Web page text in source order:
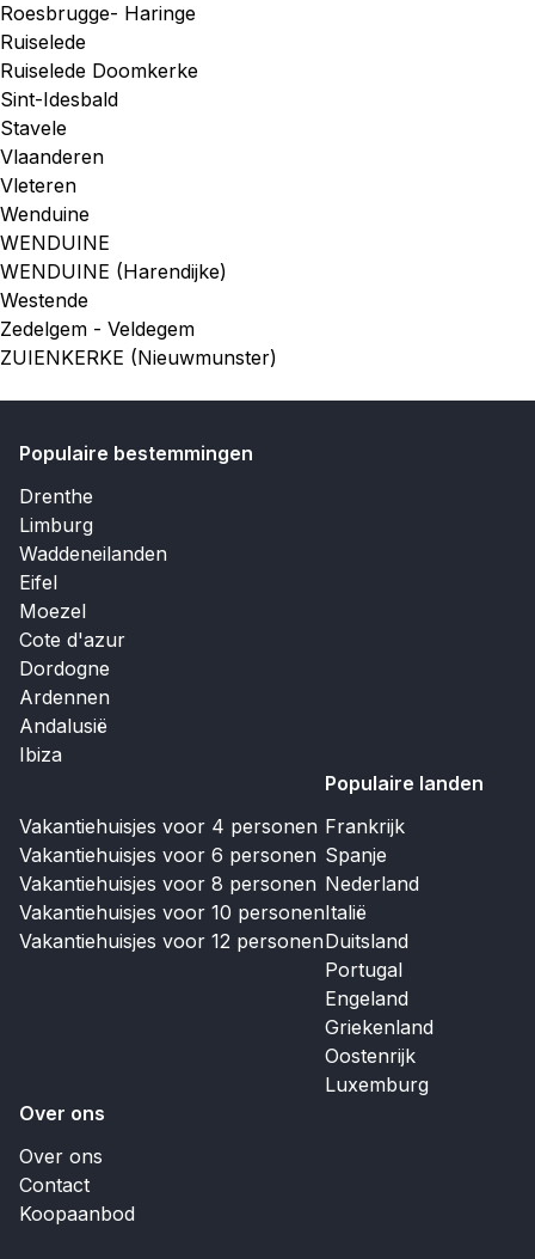
Roesbrugge- Haringe
Ruiselede
Ruiselede Doomkerke
Sint-Idesbald
Stavele
Vlaanderen
Vleteren
Wenduine
WENDUINE
WENDUINE (Harendijke)
Westende
Zedelgem - Veldegem
ZUIENKERKE (Nieuwmunster)
Populaire bestemmingen
Drenthe
Limburg
Waddeneilanden
Eifel
Moezel
Cote d'azur
Dordogne
Ardennen
Andalusië
Ibiza
Vakantiehuisjes voor 4 personen
Vakantiehuisjes voor 6 personen
Vakantiehuisjes voor 8 personen
Vakantiehuisjes voor 10 personen
Vakantiehuisjes voor 12 personen
Populaire landen
Frankrijk
Spanje
Nederland
Italië
Duitsland
Portugal
Engeland
Griekenland
Oostenrijk
Luxemburg
Over ons
Over ons
Contact
Koopaanbod